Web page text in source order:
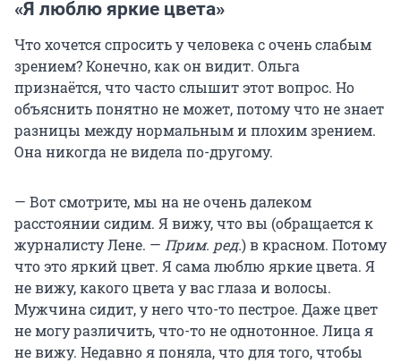
«Я люблю яркие цвета»
Что хочется спросить у человека с очень слабым
зрением? Конечно, как он видит. Ольга
признаётся, что часто слышит этот вопрос. Но
объяснить понятно не может, потому что не знает
разницы между нормальным и плохим зрением.
Она никогда не видела по-другому.
— Вот смотрите, мы на не очень далеком
расстоянии сидим. Я вижу, что вы (обращается к
журналисту Лене. — Прим. ред.) в красном. Потому
что это яркий цвет. Я сама люблю яркие цвета. Я
не вижу, какого цвета у вас глаза и волосы.
Мужчина сидит, у него что-то пестрое. Даже цвет
не могу различить, что-то не однотонное. Лица я
не вижу. Недавно я поняла, что для того, чтобы